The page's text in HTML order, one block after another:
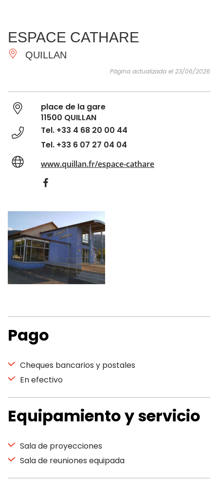
IMPRESCINDIBLES
HACER
INSPIRACIONES
ESPACE CATHARE
QUILLAN
Página actualizada el 23/06/2026
place de la gare
11500 QUILLAN
Tel. +33 4 68 20 00 44
Tel. +33 6 07 27 04 04
www.quillan.fr/espace-cathare
Pago
Cheques bancarios y postales
En efectivo
Equipamiento y servicio
Sala de proyecciones
Sala de reuniones equipada